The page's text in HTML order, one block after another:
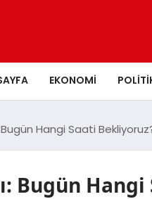
EKONOMI
Hangi Saati
Bugün